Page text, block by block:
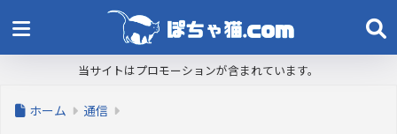
当サイトはプロモーションが含まれています。
ホーム 通信